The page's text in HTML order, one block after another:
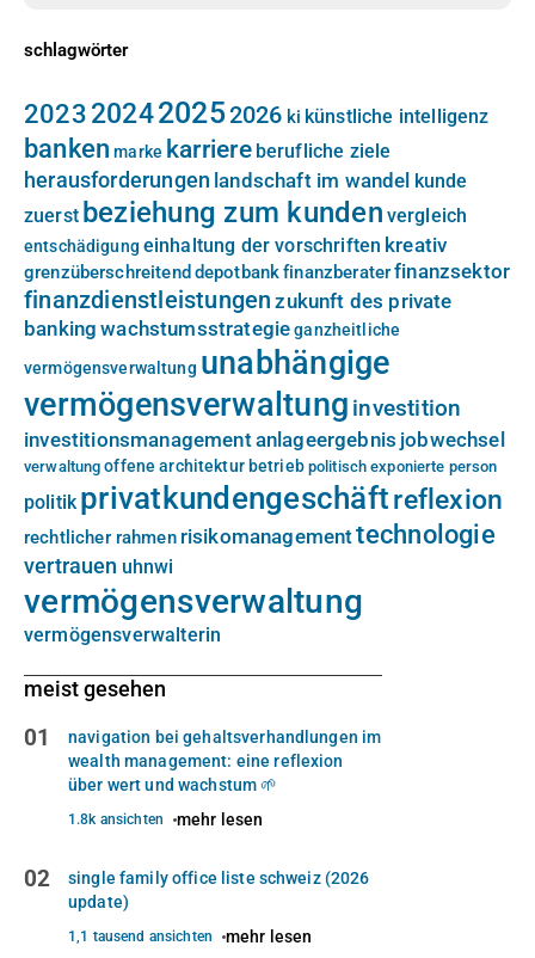
schlagwörter
2023 202420252026 ki künstliche intelligenz
banken marke karriere berufliche ziele
herausforderungen landschaft im wandel kunde
zuerst beziehung zum kunden vergleich
entschädigung einhaltung der vorschriften kreativ
grenzüberschreitend depotbankfinanzberaterfinanzsektor
finanzdienstleistungen zukunft des private
banking wachstumsstrategieganzheitliche
vermögensverwaltung unabhängige
vermögensverwaltung investition
investitionsmanagementanlageergebnis jobwechsel
verwaltung offene architektur betrieb politisch exponierte person
politik privatkundengeschäftreflexion
rechtlicher rahmen risikomanagementtechnologie
vertrauen uhnwi
vermögensverwaltung
vermögensverwalterin
meist gesehen
01
navigation bei gehaltsverhandlungen im
wealth management: eine reflexion
über wert und wachstum 🌱
1.8k ansichten mehr lesen
02
single family office liste schweiz (2026
update)
1,1 tausend ansichten mehr lesen